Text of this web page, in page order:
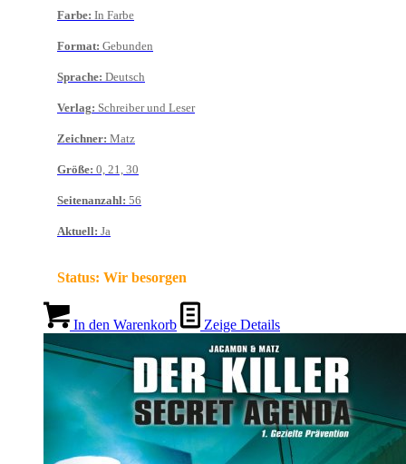
Farbe: In Farbe
Format: Gebunden
Sprache: Deutsch
Verlag: Schreiber und Leser
Zeichner: Matz
Größe: 0, 21, 30
Seitenanzahl: 56
Aktuell: Ja
Status: Wir besorgen
In den Warenkorb Zeige Details